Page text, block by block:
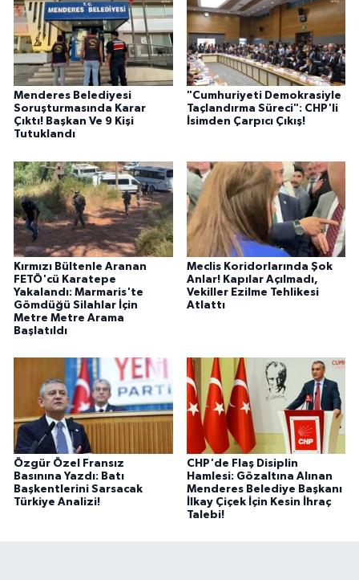
Menderes Belediyesi
Soruşturmasında Karar
Çıktı! Başkan Ve 9 Kişi
Tutuklandı
"Cumhuriyeti Demokrasiyle
Taçlandırma Süreci": CHP'li
İsimden Çarpıcı Çıkış!
Kırmızı Bültenle Aranan
FETÖ'cü Karatepe
Yakalandı: Marmaris'te
Gömdüğü Silahlar İçin
Metre Metre Arama
Başlatıldı
Meclis Koridorlarında Şok
Anlar! Kapılar Açılmadı,
Vekiller Ezilme Tehlikesi
Atlattı
Özgür Özel Fransız
Basınına Yazdı: Batı
Başkentlerini Sarsacak
Türkiye Analizi!
CHP'de Flaş Disiplin
Hamlesi: Gözaltına Alınan
Menderes Belediye Başkanı
İlkay Çiçek İçin Kesin İhraç
Talebi!